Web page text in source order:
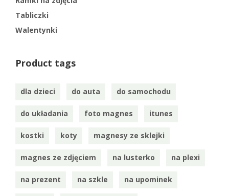
Tabliczki
Walentynki
Product tags
dla dzieci do auta do samochodu
do układania foto magnes itunes
kostki koty magnesy ze sklejki
magnes ze zdjęciem na lusterko na plexi
na prezent na szkle na upominek